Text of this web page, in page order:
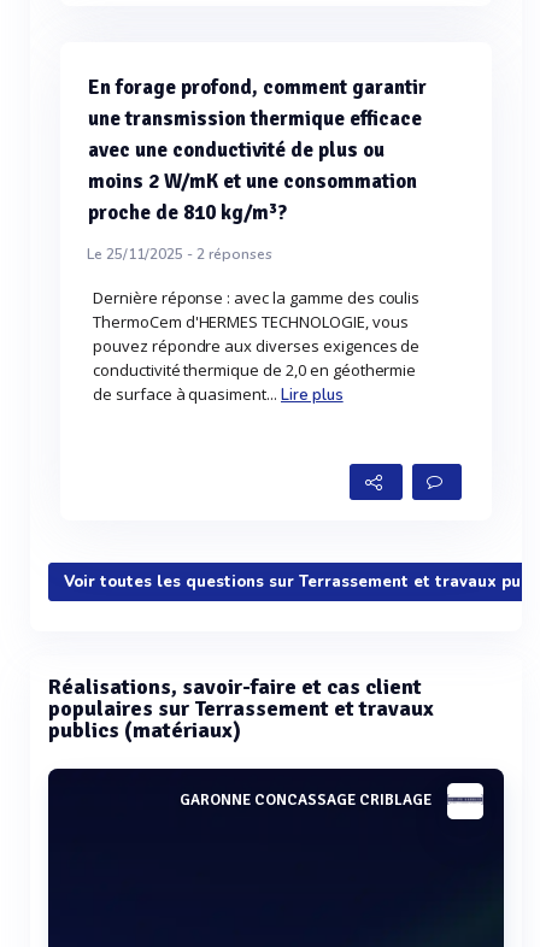
En forage profond, comment garantir
une transmission thermique efficace
avec une conductivité de plus ou
moins 2 W/mK et une consommation
proche de 810 kg/m³?
Le 25/11/2025 -2réponses
Dernière réponse : avec la gamme des coulis
ThermoCem d'HERMES TECHNOLOGIE, vous
pouvez répondre aux diverses exigences de
conductivité thermique de 2,0 en géothermie
de surface à quasiment... Lire plus
Voir toutes les questions sur Terrassement et travaux
Réalisations, savoir-faire et cas client
populaires sur Terrassement et travaux
publics (matériaux)
GARONNE CONCASSAGE CRIBLAGE